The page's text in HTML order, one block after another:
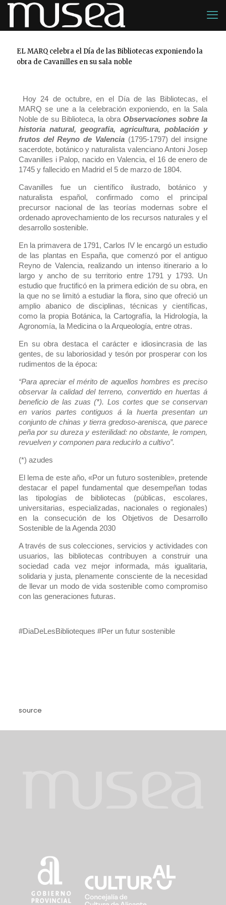
EL MARQ celebra el Día de las Bibliotecas exponiendo la
obra de Cavanilles en su sala noble
Hoy 24 de octubre, en el Día de las Bibliotecas, el
MARQ se une a la celebración exponiendo, en la Sala
Noble de su Biblioteca, la obraObservaciones sobre la
historia natural, geografía, agricultura, población y
frutos del Reyno de Valencia (1795-1797) del insigne
sacerdote, botánico y naturalista valenciano Antoni Josep
Cavanilles i Palop, nacido en Valencia, el 16 de enero de
1745 y fallecido en Madrid el 5 de marzo de 1804.
Cavanilles fue un científico ilustrado, botánico y
naturalista español, confirmado como el principal
precursor nacional de las teorías modernas sobre el
ordenado aprovechamiento de los recursos naturales y el
desarrollo sostenible.
En la primavera de 1791, Carlos IV le encargó un estudio
de las plantas en España, que comenzó por el antiguo
Reyno de Valencia, realizando un intenso itinerario a lo
largo y ancho de su territorio entre 1791 y 1793. Un
estudio que fructificó en la primera edición de su obra, en
la que no se limitó a estudiar la flora, sino que ofreció un
amplio abanico de disciplinas, técnicas y científicas,
como la propia Botánica, la Cartografía, la Hidrología, la
Agronomía, la Medicina o la Arqueología, entre otras.
En su obra destaca el carácter e idiosincrasia de las
gentes, de su laboriosidad y tesón por prosperar con los
rudimentos de la época:
“Para apreciar el mérito de aquellos hombres es preciso
observar la calidad del terreno, convertido en huertas á
beneficio de las zuas (*). Los cortes que se conservan
en varios partes contiguos á la huerta presentan un
conjunto de chinas y tierra gredoso-arenisca, que parece
peña por su dureza y esterilidad: no obstante, le rompen,
revuelven y componen para reducirlo a cultivo”.
(*) azudes
El lema de este año, «Por un futuro sostenible», pretende
destacar el papel fundamental que desempeñan todas
las tipologías de bibliotecas (públicas, escolares,
universitarias, especializadas, nacionales o regionales)
en la consecución de los Objetivos de Desarrollo
Sostenible de la Agenda 2030
A través de sus colecciones, servicios y actividades con
usuarios, las bibliotecas contribuyen a construir una
sociedad cada vez mejor informada, más igualitaria,
solidaria y justa, plenamente consciente de la necesidad
de llevar un modo de vida sostenible como compromiso
con las generaciones futuras.
#DiaDeLesBiblioteques #Per un futur sostenible
source